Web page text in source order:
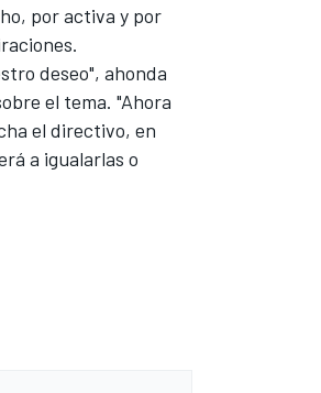
por activa y por
deseo", ahonda
el tema. "Ahora
el directivo, en
a igualarlas o